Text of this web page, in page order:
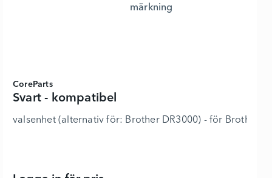
CoreParts
Svart - kompatibel
valsenhet (alternativ för: Brother DR3000) - för Brother